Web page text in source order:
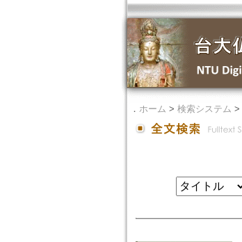
． ホーム > 検索システム >